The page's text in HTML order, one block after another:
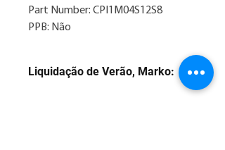
Part Number: CPI1M04S12S8
PPB: Não
Liquidação de Verão, Marko: